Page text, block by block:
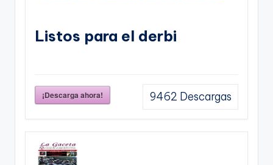
Listos para el derbi
¡Descarga ahora! 9462 Descargas